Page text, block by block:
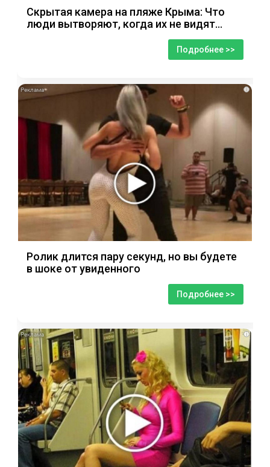
Скрытая камера на пляже Крыма: Что
люди вытворяют, когда их не видят...
Подробнее >>
i
Ролик длится пару секунд, но вы будете
в шоке от увиденного
Подробнее >>
i